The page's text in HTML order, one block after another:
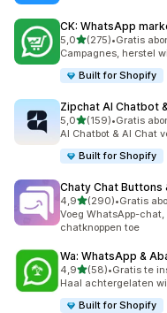
CK: WhatsApp
5,0van 5 sterren
(275)
275 recensies in totaal
•Gratis
Campagnes, herstel
Built for Shopify
Zipchat AI Chatbot
5,0van 5 sterren
(159)
159 recensies in totaal
•Gratis
AI Chatbot & AI Chat
Built for Shopify
Chaty Chat Buttons
4,9van 5 sterren
(290)
290 recensies in
•Gratis
Voeg WhatsApp-
chatknoppen toe
Wa: WhatsApp &
4,9van 5 sterren
(58)
58 recensies in totaal
•Gratis te
Haal achtergelaten
Built for Shopify